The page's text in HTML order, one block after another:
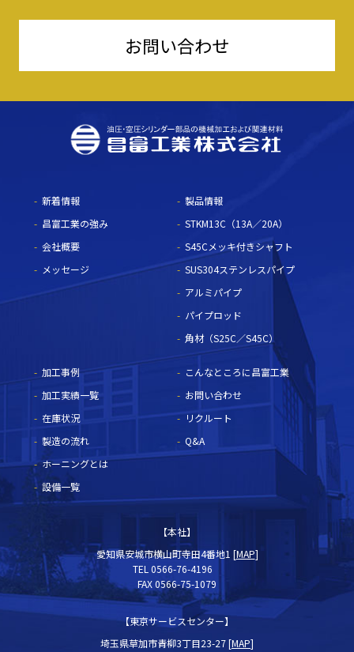
お問い合わせ
新着情報
昌富工業の強み
会社概要
メッセージ
製品情報
STKM13C（13A／20A）
S45Cメッキ付きシャフト
SUS304ステンレスパイプ
アルミパイプ
パイプロッド
角材（S25C／S45C）
加工事例
加工実績一覧
在庫状況
製造の流れ
ホーニングとは
設備一覧
こんなところに昌富工業
お問い合わせ
リクルート
Q&A
【本社】
愛知県安城市横山町寺田4番地1 [MAP]
TEL 0566-76-4196
FAX 0566-75-1079
【東京サービスセンター】
埼玉県草加市青柳3丁目23-27 [MAP]